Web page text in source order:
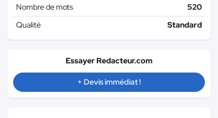
Nombre de mots
520
Qualité
Standard
Essayer Redacteur.com
+ Devis immédiat !